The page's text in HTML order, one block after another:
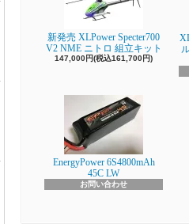
新発売 XLPower Specter700
V2 NME ニトロ 組立キット
147,000円(税込161,700円)
EnergyPower 6S4800mAh
45C LW
お問い合わせ